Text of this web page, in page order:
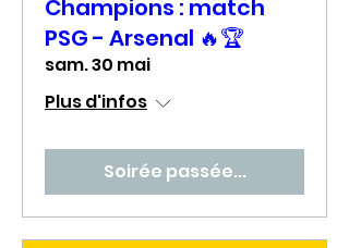
Champions : match
PSG - Arsenal 🔥🏆
sam. 30 mai
Plus d'infos
Soirée passée...